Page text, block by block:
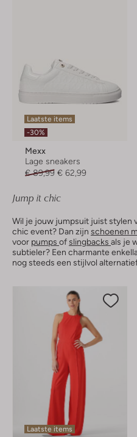
Laatste items
-30%
Mexx
Lage sneakers
€ 89,99 € 62,99
Jump it chic
Wil je jouw jumpsuit juist stylen
chic event? Dan zijn schoenen
voor pumps ofslingbacks als je
subtieler? Een charmante
nog steeds een stijlvol
Laatste items